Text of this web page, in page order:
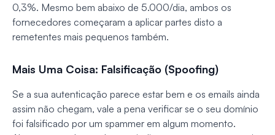
0,3%. Mesmo bem abaixo de 5.000/dia, ambos os
fornecedores começaram a aplicar partes disto a
remetentes mais pequenos também.
Mais Uma Coisa: Falsificação (Spoofing)
Se a sua autenticação parece estar bem e os emails ainda
assim não chegam, vale a pena verificar se o seu domínio
foi falsificado por um spammer em algum momento.